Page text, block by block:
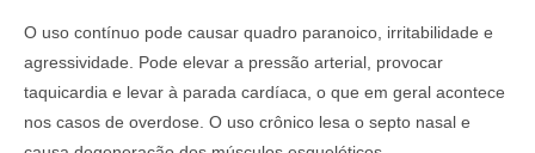
O uso contínuo pode causar quadro paranoico, irritabilidade e
agressividade. Pode elevar a pressão arterial, provocar
taquicardia e levar à parada cardíaca, o que em geral acontece
nos casos de overdose. O uso crônico lesa o septo nasal e